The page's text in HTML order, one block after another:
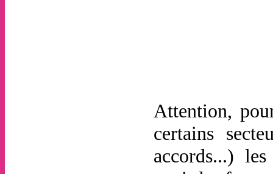
Attention,
certains
accords...)